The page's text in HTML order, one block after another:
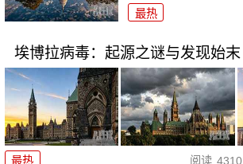
最热
埃博拉病毒：起源之谜与发现始末
最热 阅读 4310